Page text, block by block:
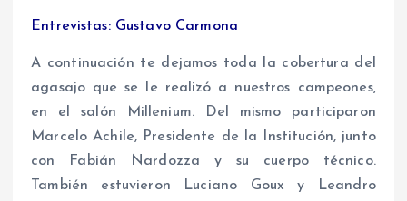
Entrevistas: Gustavo Carmona
A continuación te dejamos toda la cobertura del
agasajo que se le realizó a nuestros campeones,
en el salón Millenium. Del mismo participaron
Marcelo Achile, Presidente de la Institución, junto
con Fabián Nardozza y su cuerpo técnico.
También estuvieron Luciano Goux y Leandro